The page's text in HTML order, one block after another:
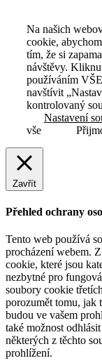
Na našich
cookie,
tím, že si
návštěvy.
používáním
navštívit
kontrolovaný
Nastavení
vše
Zavřít
Přehled ochrany
Tento web používá
procházení webem.
cookie, které jsou
nezbytné pro
soubory cookie
porozumět tomu, jak
budou ve vašem
také možnost
některých z těchto
prohlížení.